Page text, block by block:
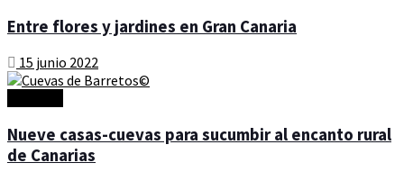
Entre flores y jardines en Gran Canaria
15 junio 2022
Nueve casas-cuevas para sucumbir al encanto rural
de Canarias